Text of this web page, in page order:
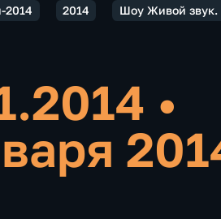
2014 2014 Шоу Живой звук.
•